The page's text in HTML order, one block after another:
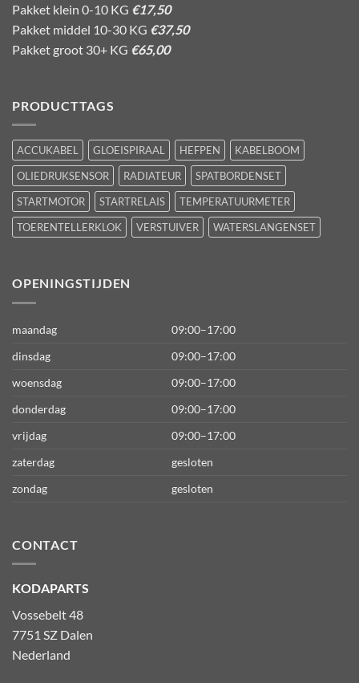
Pakket klein 0-10 KG €17,50
Pakket middel 10-30 KG €37,50
Pakket groot 30+ KG €65,00
PRODUCTTAGS
ACCUKABEL GLOEISPIRAAL HEFPEN
KABELBOOM
OLIEDRUKSENSOR
RADIATEUR
SPATBORDENSET
STARTMOTOR
STARTRELAIS
TEMPERATUURMETER
TOERENTELLERKLOK
VERSTUIVER WATERSLANGENSET
OPENINGSTIJDEN
maandag
09:00–17:00
dinsdag
09:00–17:00
woensdag
09:00–17:00
donderdag
09:00–17:00
vrijdag
09:00–17:00
zaterdag
gesloten
zondag
gesloten
CONTACT
KODAPARTS
Vossebelt 48
7751 SZ Dalen
Nederland